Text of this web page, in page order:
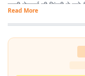
हमारी रोजमर्रा की जिंदगी से
हेयर केयर, पेरेंटिंग, हेल्दी
उपयोगी जानकारियां मिलेंगी.
अहम हिस्सा हैं. वे जिन विषयों
उनका मानना है कि जब आप
सही और प्रैक्टिकल जानकारी
Read More